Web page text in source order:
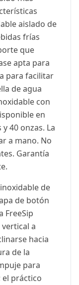
aislado de
frías
que
apta para
para facilitar
de agua
con
en
40 onzas. La
a mano. No
Garantía
de
de botón
FreeSip
a
hacia
de la
para
práctico